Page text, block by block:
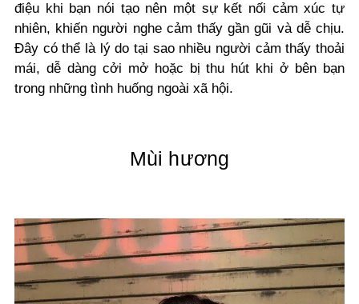
điệu khi bạn nói tạo nên một sự kết nối cảm xúc tự
nhiên, khiến người nghe cảm thấy gần gũi và dễ chịu.
Đây có thể là lý do tại sao nhiều người cảm thấy thoải
mái, dễ dàng cởi mở hoặc bị thu hút khi ở bên bạn
trong những tình huống ngoài xã hội.
Mùi hương